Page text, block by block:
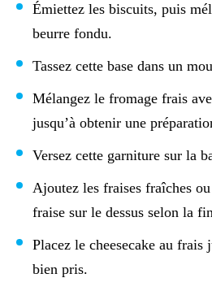
Émiettez les biscuits, puis
beurre fondu.
Tassez cette base dans un
Mélangez le fromage frais
jusqu’à obtenir une
Versez cette garniture sur la
Ajoutez les fraises fraîches
fraise sur le dessus selon la
Placez le cheesecake au frais
bien pris.